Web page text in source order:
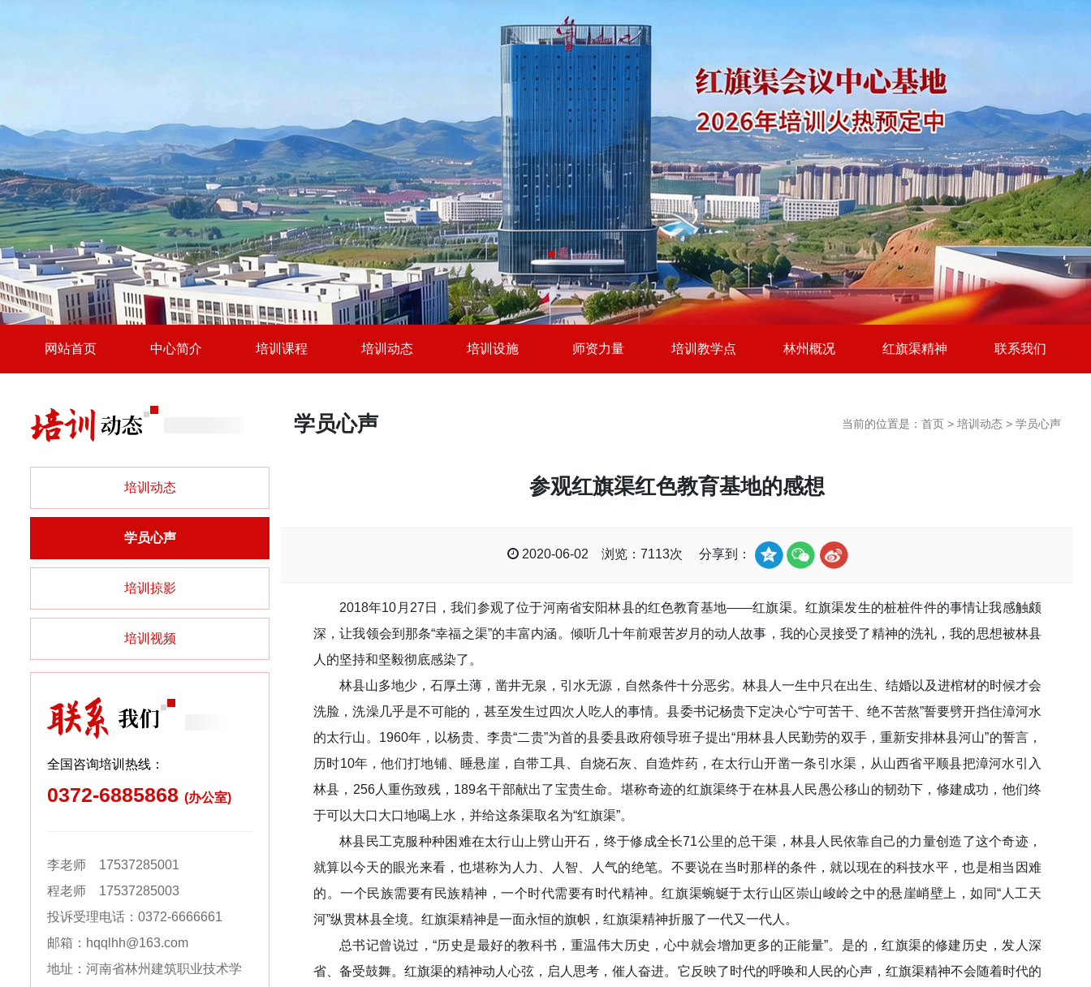
网站首页 中心简介 培训课程 培训动态 培训设施 师资力量 培训教学点 林州概况 红旗渠精神 联系我们
培训动态
学员心声
培训掠影
培训视频
全国咨询培训热线：
0372-6885868 (办公室)
李老师 17537285001
程老师 17537285003
投诉受理电话：0372-6666661
邮箱：hqqlhh@163.com
地址：河南省林州建筑职业技术学
学员心声 当前的位置是： 首页 > 培训动态 > 学员心声
参观红旗渠红色教育基地的感想
2020-06-02 浏览：7113次 分享到：
2018年10月27日，我们参观了位于河南省安阳林县的红色教育基地——红旗渠。红旗渠发生的桩桩件件的事情让我感触颇
深，让我领会到那条“幸福之渠”的丰富内涵。倾听几十年前艰苦岁月的动人故事，我的心灵接受了精神的洗礼，我的思想被林县
人的坚持和坚毅彻底感染了。
林县山多地少，石厚土薄，凿井无泉，引水无源，自然条件十分恶劣。林县人一生中只在出生、结婚以及进棺材的时候才会
洗脸，洗澡几乎是不可能的，甚至发生过四次人吃人的事情。县委书记杨贵下定决心“宁可苦干、绝不苦熬”誓要劈开挡住漳河水
的太行山。1960年，以杨贵、李贵“二贵”为首的县委县政府领导班子提出“用林县人民勤劳的双手，重新安排林县河山”的誓言，
历时10年，他们打地铺、睡悬崖，自带工具、自烧石灰、自造炸药，在太行山开凿一条引水渠，从山西省平顺县把漳河水引入
林县，256人重伤致残，189名干部献出了宝贵生命。堪称奇迹的红旗渠终于在林县人民愚公移山的韧劲下，修建成功，他们终
于可以大口大口地喝上水，并给这条渠取名为“红旗渠”。
林县民工克服种种困难在太行山上劈山开石，终于修成全长71公里的总干渠，林县人民依靠自己的力量创造了这个奇迹，
就算以今天的眼光来看，也堪称为人力、人智、人气的绝笔。不要说在当时那样的条件，就以现在的科技水平，也是相当因难
的。一个民族需要有民族精神，一个时代需要有时代精神。红旗渠蜿蜒于太行山区崇山峻岭之中的悬崖峭壁上，如同“人工天
河”纵贯林县全境。红旗渠精神是一面永恒的旗帜，红旗渠精神折服了一代又一代人。
总书记曾说过，“历史是最好的教科书，重温伟大历史，心中就会增加更多的正能量”。是的，红旗渠的修建历史，发人深
省、备受鼓舞。红旗渠的精神动人心弦，启人思考，催人奋进。它反映了时代的呼唤和人民的心声，红旗渠精神不会随着时代的